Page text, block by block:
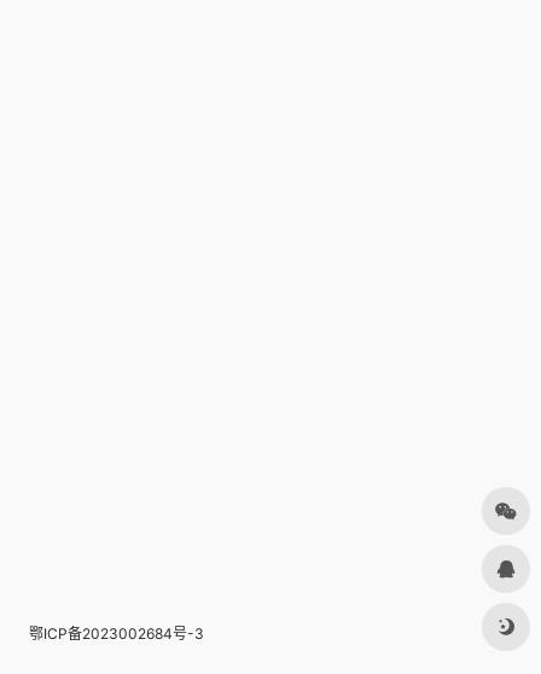
鄂ICP备2023002684号-3